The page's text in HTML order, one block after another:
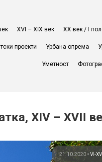
XVI – XIX век ХХ век / I
проекти Урбана опрема
Уметност
XIV – XVII
21.10.2020• VI-